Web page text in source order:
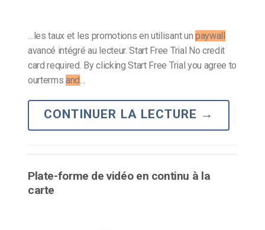
…les taux et les promotions en utilisant un paywall
avancé intégré au lecteur. Start Free Trial No credit
card required. By clicking Start Free Trial you agree to
ourtermsand…
CONTINUER LA LECTURE →
Plate-forme de vidéo en continu à la
carte